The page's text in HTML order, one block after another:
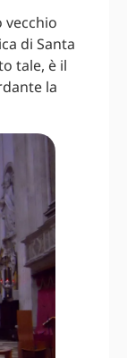
vecchio
di Santa
tale, è il
la